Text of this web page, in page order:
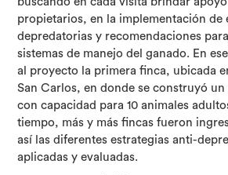
propietarios, en la implementación de
depredatorias y recomendaciones
sistemas de manejo del ganado. En
al proyecto la primera finca, ubicada
San Carlos, en donde se construyó
con capacidad para 10 animales
tiempo, más y más fincas fueron
así las diferentes estrategias anti-
aplicadas y evaluadas.